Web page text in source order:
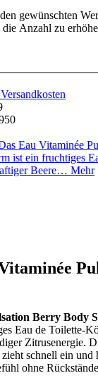
gewünschten
Anzahl zu
Eau Vitaminée
ist ein fruchtiges
Beere… Mehr
Berry Body
Eau de Toilette-
Zitrusenergie.
schnell ein und
ohne